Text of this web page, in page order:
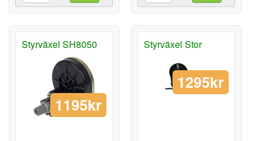
Styrväxel SH8050
1195kr
Styrväxel Stor
1295kr